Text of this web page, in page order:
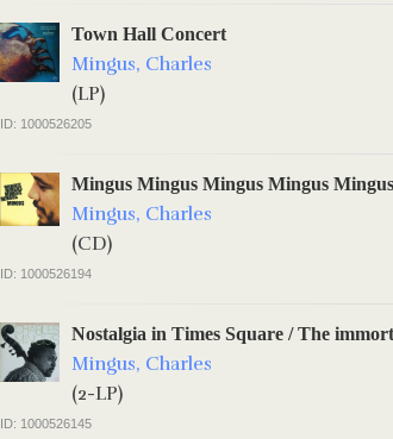
Town Hall Concert
Mingus, Charles
(LP)
ID: 1000526205
Mingus Mingus Mingus Mingus Mingus
Mingus, Charles
(CD)
ID: 1000526194
Nostalgia in Times Square / The
Mingus, Charles
(2-LP)
ID: 1000526145